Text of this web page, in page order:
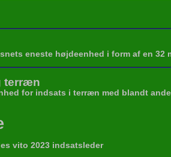
eneste højdeenhed i form af en 32
terræn
for indsats i terræn med blandt
vito 2023 indsatsleder